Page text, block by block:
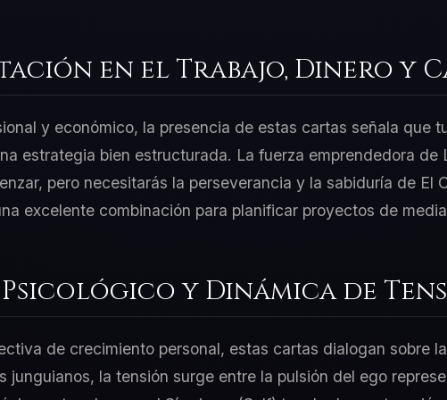
en el Trabajo, Dinero y
y económico, la presencia de estas cartas señala que
estrategia bien estructurada. La fuerza emprendedora de
pero necesitarás la perseverancia y la sabiduría de El
excelente combinación para planificar proyectos de
y Dinámica de
de crecimiento personal, estas cartas dialogan sobre
junguianos, la tensión surge entre la pulsión del ego